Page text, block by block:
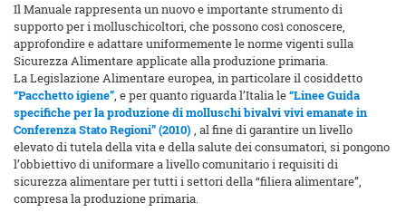
Il Manuale rappresenta un nuovo e importante strumento di
supporto per i molluschicoltori, che possono così conoscere,
approfondire e adattare uniformemente le norme vigenti sulla
Sicurezza Alimentare applicate alla produzione primaria.
La Legislazione Alimentare europea, in particolare il cosiddetto
“Pacchetto igiene”, e per quanto riguarda l’Italia le“Linee Guida
specifiche per la produzione di molluschi bivalvi vivi emanate in
Conferenza Stato Regioni” (2010) , al fine di garantire un livello
elevato di tutela della vita e della salute dei consumatori, si pongono
l’obbiettivo di uniformare a livello comunitario i requisiti di
sicurezza alimentare per tutti i settori della “filiera alimentare”,
compresa la produzione primaria.